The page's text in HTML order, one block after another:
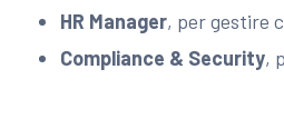
HR Manager, per gestire
Compliance & Security,